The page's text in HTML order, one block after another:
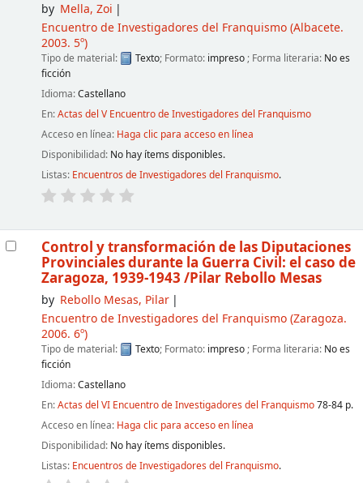
by Mella, Zoi
Encuentro de Investigadores del Franquismo(Albacete.
2003. 5º)
Tipo de material: Texto; Formato: impreso ; Forma literaria: No es
ficción
Idioma:Castellano
En:Actas del V Encuentro de Investigadores del Franquismo
Acceso en línea: Haga clic para acceso en línea
Disponibilidad: No hay ítems disponibles.
Listas: Encuentros de Investigadores del Franquismo.
Control y transformación de las Diputaciones
Provinciales durante la Guerra Civil: el caso de
Zaragoza, 1939-1943 /Pilar Rebollo Mesas
by Rebollo Mesas, Pilar
Encuentro de Investigadores del Franquismo(Zaragoza.
2006. 6º)
Tipo de material: Texto; Formato: impreso ; Forma literaria: No es
ficción
Idioma:Castellano
En:Actas del VI Encuentro de Investigadores del Franquismo78-84 p.
Acceso en línea: Haga clic para acceso en línea
Disponibilidad: No hay ítems disponibles.
Listas: Encuentros de Investigadores del Franquismo.